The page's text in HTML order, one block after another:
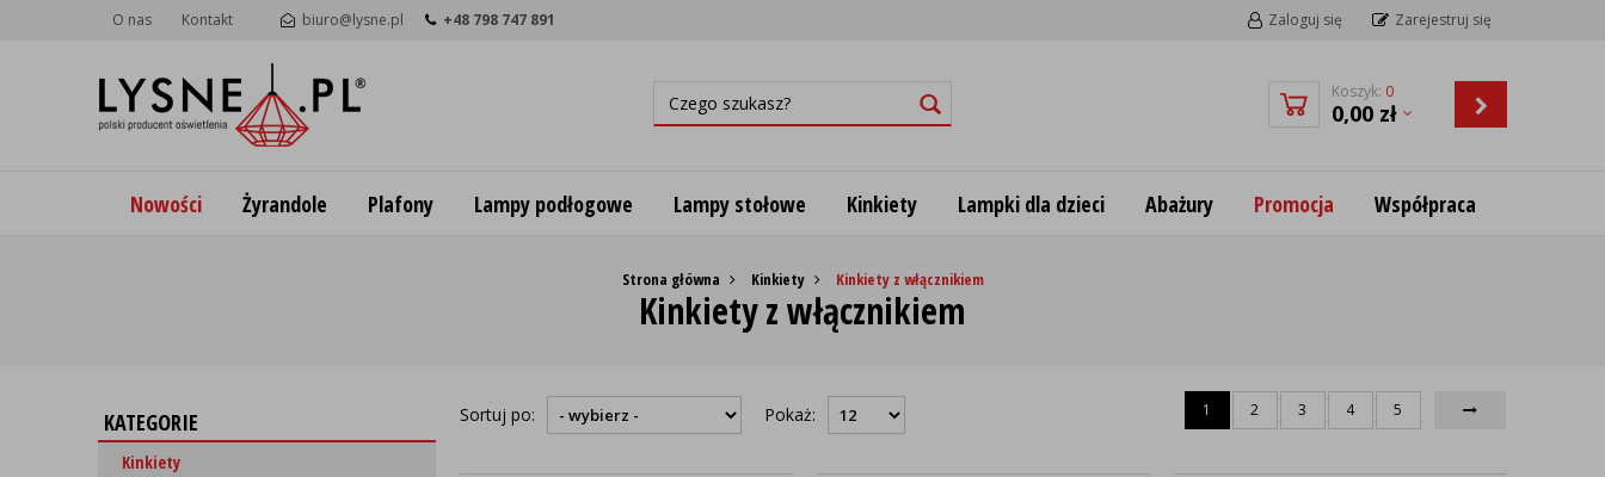
O nas Kontakt biuro@lysne.pl +48 798 747 891 Zaloguj się Zarejestruj się
Koszyk: 0
0,00 zł
Nowości Żyrandole Plafony Lampy podłogowe Lampy stołowe Kinkiety Lampki dla dzieci Abażury Promocja Współpraca
Strona główna Kinkiety Kinkiety z włącznikiem
Kinkiety z włącznikiem
KATEGORIE
Kinkiety
Sortuj po: Pokaż: 1 2 3 4 5